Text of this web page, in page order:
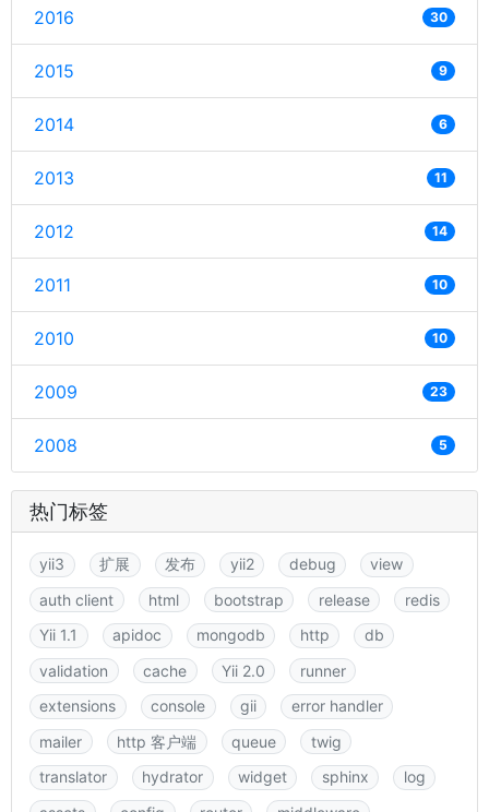
2016 30
2015 9
2014 6
2013 11
2012 14
2011 10
2010 10
2009 23
2008 5
热门标签
yii3 扩展 发布 yii2 debug
view
auth client
html bootstrap release
redis
Yii 1.1
apidoc mongodb http
db
validation
cache Yii 2.0
runner
extensions
console gii
error handler
mailer
http 客户端 queue
twig
translator
hydrator widget sphinx
log